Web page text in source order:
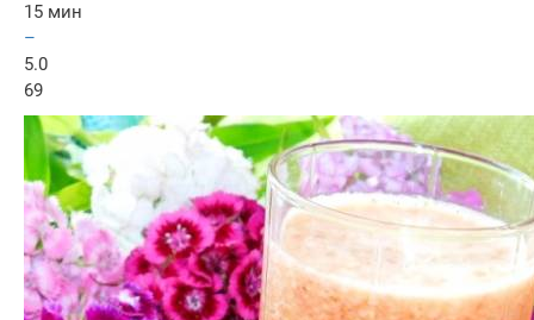
15 мин
–
5.0
69